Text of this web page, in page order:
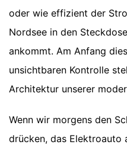
oder wie effizient der
Nordsee in den
ankommt. Am Anfang
unsichtbaren Kontrolle
Architektur unserer
Wenn wir morgens den
drücken, das Elektroauto